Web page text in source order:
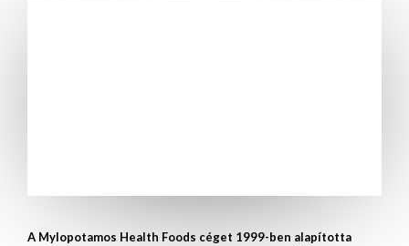
A Mylopotamos Health Foods céget 1999-ben alapította